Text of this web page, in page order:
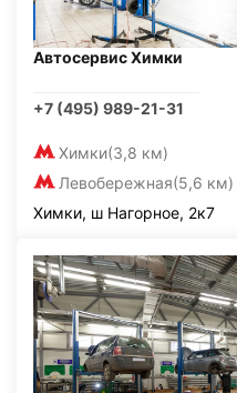
Автосервис Химки
+7 (495) 989-21-31
Химки(3,8 км)
Левобережная(5,6 км)
Химки, ш Нагорное, 2к7